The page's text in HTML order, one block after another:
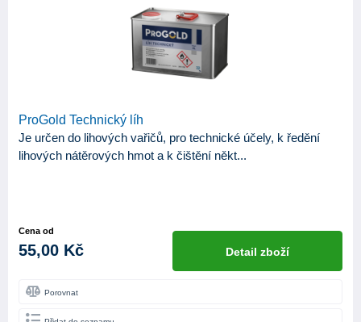
ProGold Technický líh
Je určen do lihových vařičů, pro technické účely, k ředění
lihových nátěrových hmot a k čištění někt...
Cena od
55,00 Kč Detail zboží
Porovnat